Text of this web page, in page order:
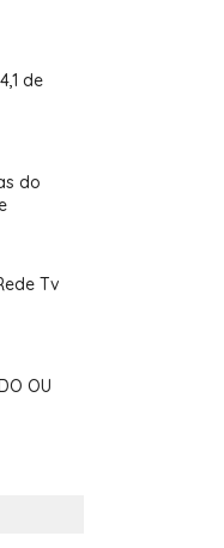
de
do
Tv
OU